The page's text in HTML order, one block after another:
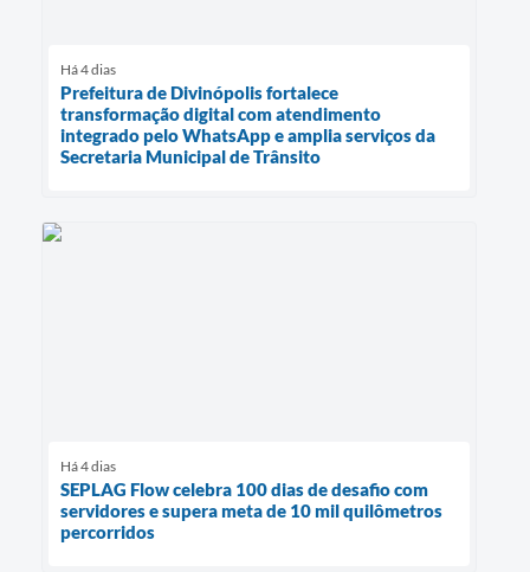
Há 4 dias
Prefeitura de Divinópolis fortalece
transformação digital com atendimento
integrado pelo WhatsApp e amplia serviços da
Secretaria Municipal de Trânsito
Há 4 dias
SEPLAG Flow celebra 100 dias de desafio com
servidores e supera meta de 10 mil quilômetros
percorridos